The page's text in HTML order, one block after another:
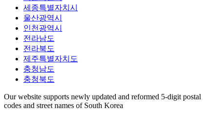
세종특별자치시
울산광역시
인천광역시
전라남도
전라북도
제주특별자치도
충청남도
충청북도
Our website supports newly updated and reformed 5-digit postal
codes and street names of South Korea